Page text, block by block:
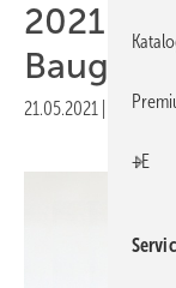
2021-03:
21.05.2021
+E